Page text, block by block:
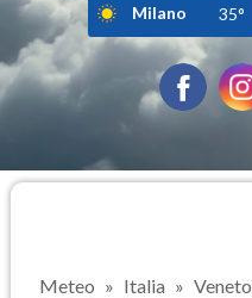
Milano 35°
Meteo Italia Veneto